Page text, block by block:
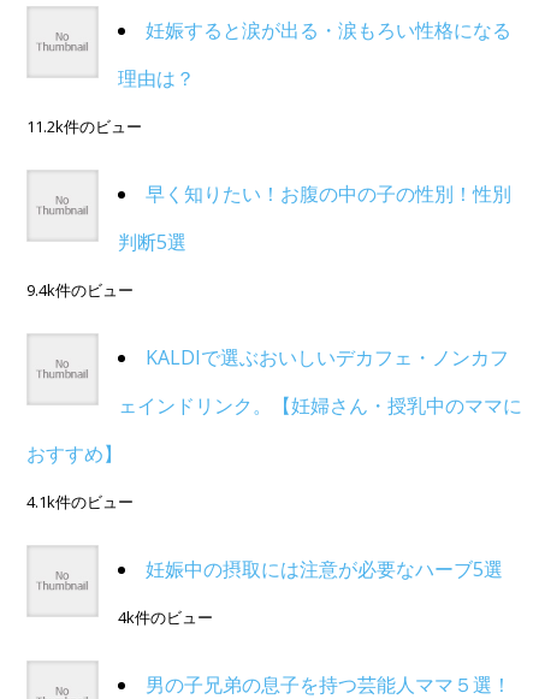
妊娠すると涙が出る・涙もろい性格になる
理由は？
11.2k件のビュー
早く知りたい！お腹の中の子の性別！性別
判断5選
9.4k件のビュー
KALDIで選ぶおいしいデカフェ・ノンカフ
ェインドリンク。【妊婦さん・授乳中のママに
おすすめ】
4.1k件のビュー
妊娠中の摂取には注意が必要なハーブ5選
4k件のビュー
男の子兄弟の息子を持つ芸能人ママ５選！